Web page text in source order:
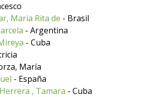
Maria Rita de - Brasil
- Argentina
- Cuba
María
- España
, Tamara - Cuba